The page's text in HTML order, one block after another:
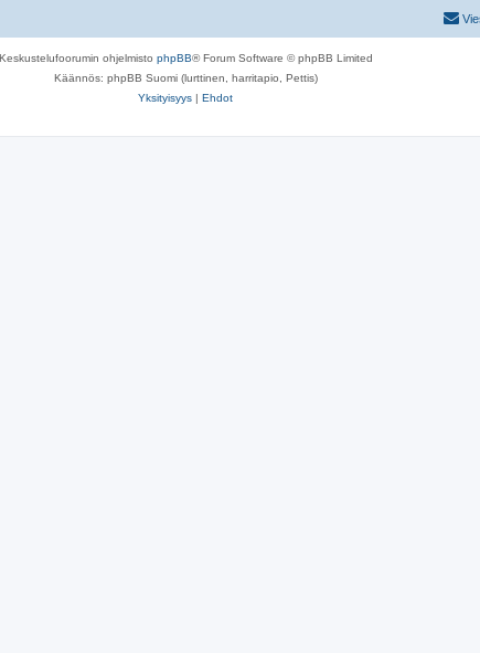
Keskustelufoorumin ohjelmisto phpBB® Forum Software © phpBB Limited
Käännös: phpBB Suomi (lurttinen, harritapio, Pettis)
Yksityisyys | Ehdot